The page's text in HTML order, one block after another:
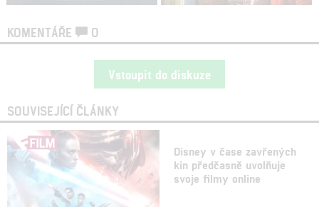
KOMENTÁŘE 0
Vstoupit do diskuze
SOUVISEJÍCÍ ČLÁNKY
Disney v čase zavřených
kin předčasně uvolňuje
svoje filmy online